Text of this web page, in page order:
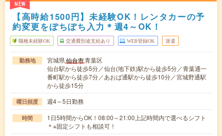
NEW
【高時給1500円】未経験OK！レンタカーの予
約変更をぽちぽち入力＊週4～OK！
職種未経験OK 交通費別途支給あり WEB登録OK 派遣
勤務地 宮城県仙台市青葉区
仙台駅から徒歩5分／仙台(地下鉄)駅から徒歩5分／青葉通一
番町駅から徒歩7分／あおば通駅から徒歩10分／宮城野通駅
から徒歩15分
曜日頻度 週4～5日勤務
時間
1日5時間からOK！08:00～21:00上記時間内で選べるシフト
＊※固定シフトも相談可！